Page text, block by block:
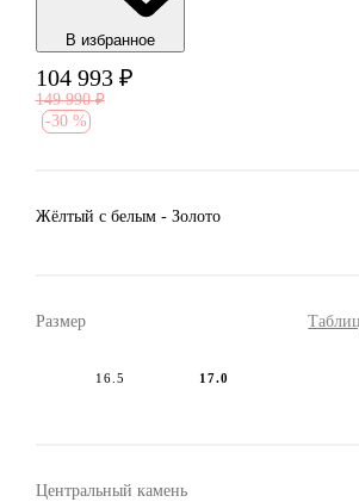
В избранноe
104 993 ₽
149 990 ₽
-30 %
Жёлтый с белым - Золото
Размер
16.5 17.0
Центральный камень